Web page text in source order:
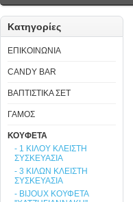
Κατηγορίες
ΕΠΙΚΟΙΝΩΝΙΑ
CANDY BAR
ΒΑΠΤΙΣΤΙΚΑ ΣΕΤ
ΓΑΜΟΣ
ΚΟΥΦΕΤΑ
- 1 ΚΙΛΟΥ ΚΛΕΙΣΤΗ
ΣΥΣΚΕΥΑΣΙΑ
- 3 ΚΙΛΩΝ ΚΛΕΙΣΤΗ
ΣΥΣΚΕΥΑΣΙΑ
- BIJOUX ΚΟΥΦΕΤΑ